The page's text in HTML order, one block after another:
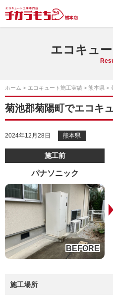
エコキュ
ホーム エコキュート施工実績 熊本県
菊池郡菊陽町でエコキ
2024年12月28日 熊本県
施工前
パナソニック
施工場所